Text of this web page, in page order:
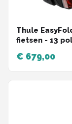
Thule
fietsen - 13
€ 679,00